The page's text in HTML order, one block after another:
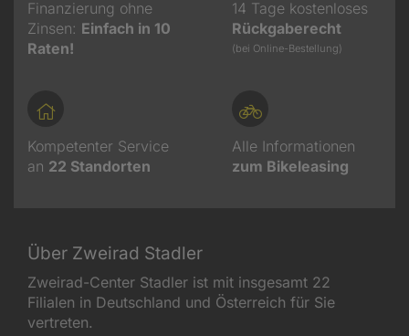
Finanzierung ohne
Zinsen: Einfach in 10
Raten!
14 Tage kostenloses
Rückgaberecht
(bei Online-Bestellung)
Kompetenter Service
an 22 Standorten
Alle Informationen
zum Bikeleasing
Über Zweirad Stadler
Zweirad-Center Stadler ist mit insgesamt 22
Filialen in Deutschland und Österreich für Sie
vertreten.